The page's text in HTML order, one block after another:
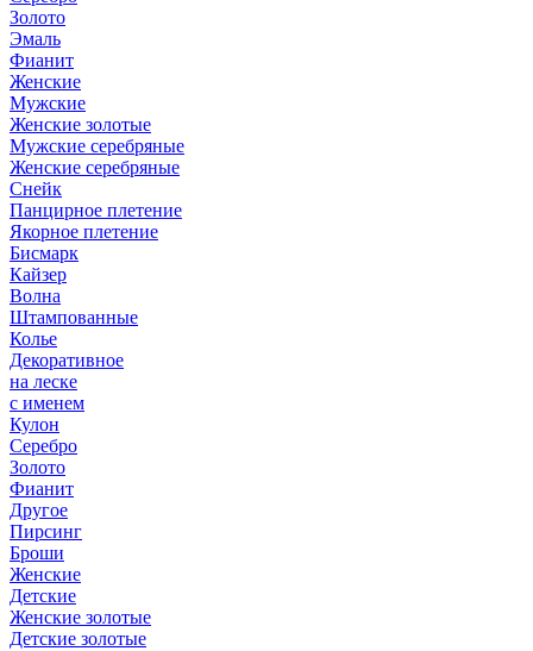
Золото
Эмаль
Фианит
Женские
Мужские
Женские золотые
Мужские серебряные
Женские серебряные
Снейк
Панцирное плетение
Якорное плетение
Бисмарк
Кайзер
Волна
Штампованные
Колье
Декоративное
на леске
с именем
Кулон
Серебро
Золото
Фианит
Другое
Пирсинг
Броши
Женские
Детские
Женские золотые
Детские золотые